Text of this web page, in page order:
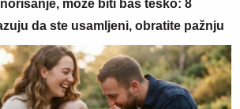
može biti baš teško: 8
da ste usamljeni, obratite pažnju